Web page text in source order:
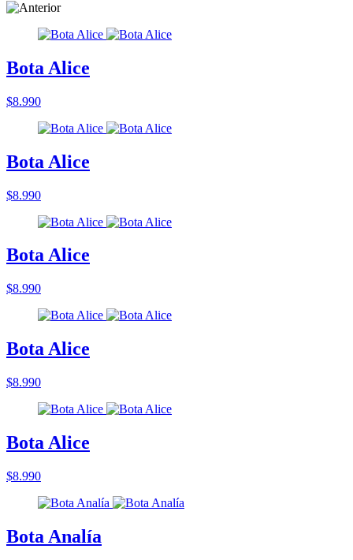
Bota Alice
$8.990
Bota Alice
$8.990
Bota Alice
$8.990
Bota Alice
$8.990
Bota Alice
$8.990
Bota Analía